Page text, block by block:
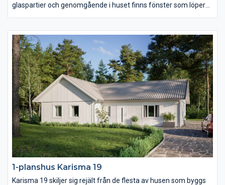
glaspartier och genomgående i huset finns fönster som löper
riktigt lyxigt master bedroom.
1-planshus Karisma 19
Karisma 19 skiljer sig rejält från de flesta av husen som byggs